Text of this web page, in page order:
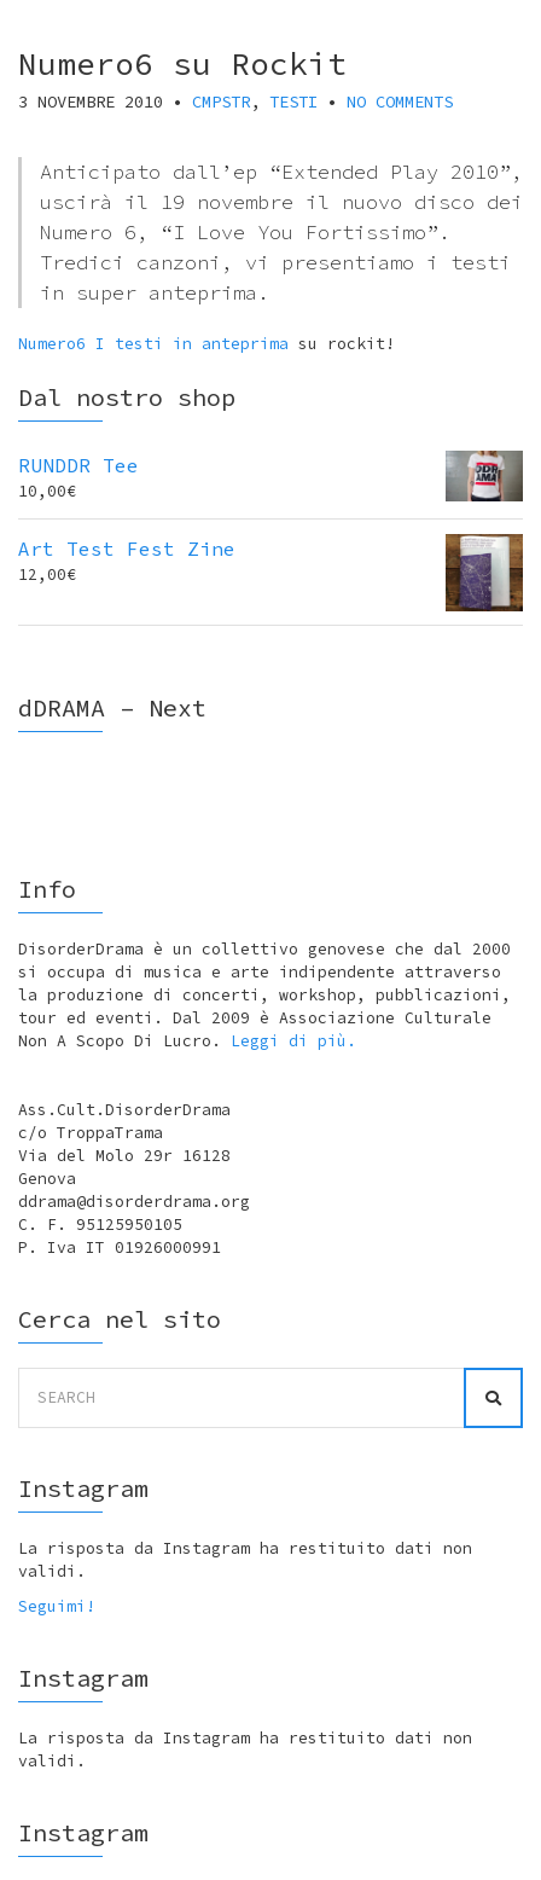
Numero6 su Rockit
3 NOVEMBRE 2010 • CMPSTR, TESTI • NO COMMENTS
Anticipato dall’ep “Extended Play 2010”,
uscirà il 19 novembre il nuovo disco dei
Numero 6, “I Love You Fortissimo”.
Tredici canzoni, vi presentiamo i testi
in super anteprima.
Numero6 I testi in anteprima su rockit!
Dal nostro shop
RUNDDR Tee
10,00€
Art Test Fest Zine
12,00€
dDRAMA – Next
Info
DisorderDrama è un collettivo genovese che dal 2000
si occupa di musica e arte indipendente attraverso
la produzione di concerti, workshop, pubblicazioni,
tour ed eventi. Dal 2009 è Associazione Culturale
Non A Scopo Di Lucro. Leggi di più.
Ass.Cult.DisorderDrama
c/o TroppaTrama
Via del Molo 29r 16128
Genova
ddrama@disorderdrama.org
C. F. 95125950105
P. Iva IT 01926000991
Cerca nel sito
for:
Instagram
La risposta da Instagram ha restituito dati non
validi.
Seguimi!
Instagram
La risposta da Instagram ha restituito dati non
validi.
Instagram